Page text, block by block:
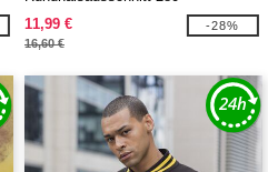
11,99 €
16,60 €
-28%